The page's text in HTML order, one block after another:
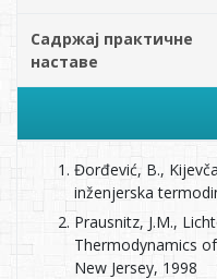
Садржај практичне
наставе
Đorđević, B.,
inženjerska
Prausnitz, J.M.,
Thermodynamics
New Jersey, 1998